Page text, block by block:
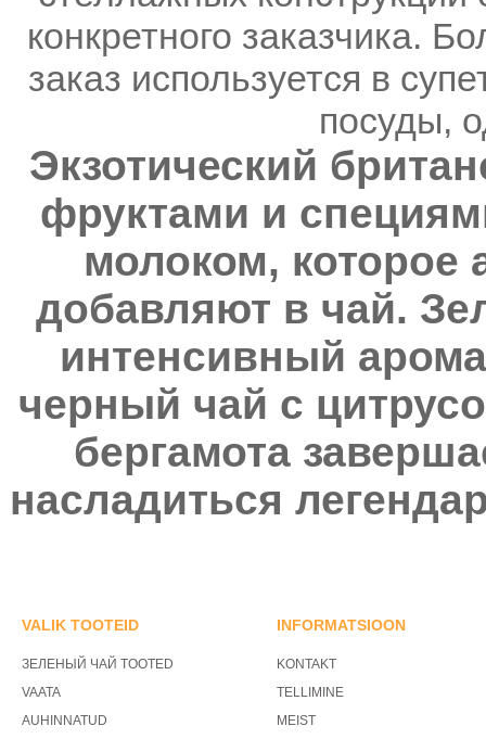
конкретного заказчика.
заказ используется в
посуды,
Экзотический
фруктами и
молоком, которое
добавляют в чай.
интенсивный
черный чай с
бергамота
насладиться
VALIK TOOTEID
ЗЕЛЕНЫЙ ЧАЙ TOOTED
VAATA
AUHINNATUD
INFORMATSIOON
KONTAKT
TELLIMINE
MEIST